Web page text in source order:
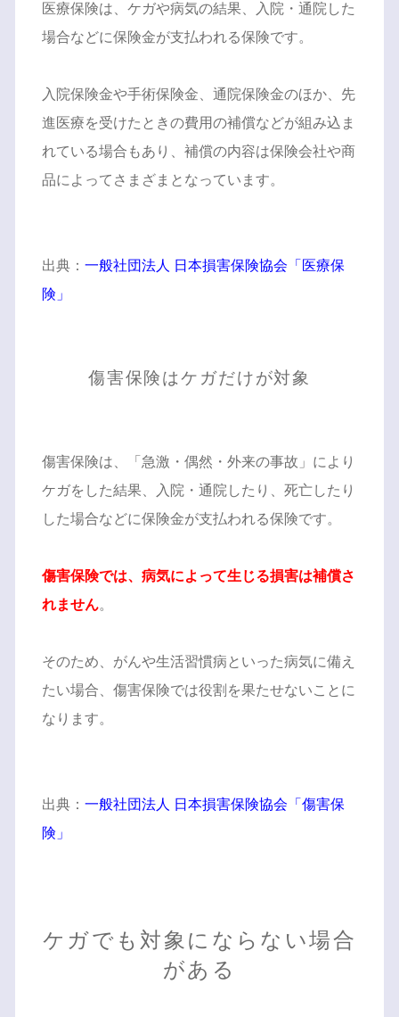
医療保険は、ケガや病気の結果、入院・通院した
場合などに保険金が支払われる保険です。
入院保険金や手術保険金、通院保険金のほか、先
進医療を受けたときの費用の補償などが組み込ま
れている場合もあり、補償の内容は保険会社や商
品によってさまざまとなっています。
出典： 一般社団法人 日本損害保険協会「医療保
険」
傷害保険はケガだけが対象
傷害保険は、「急激・偶然・外来の事故」により
ケガをした結果、入院・通院したり、死亡したり
した場合などに保険金が支払われる保険です。
傷害保険では、病気によって生じる損害は補償さ
れません。
そのため、がんや生活習慣病といった病気に備え
たい場合、傷害保険では役割を果たせないことに
なります。
出典： 一般社団法人 日本損害保険協会「傷害保
険」
ケガでも対象にならない場合
がある